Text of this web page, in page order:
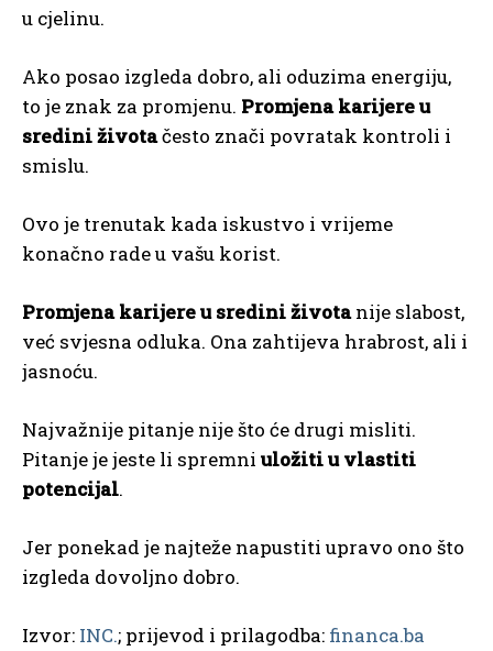
u cjelinu.
Ako posao izgleda dobro, ali oduzima energiju,
to je znak za promjenu. Promjena karijere u
sredini životačesto znači povratak kontroli i
smislu.
Ovo je trenutak kada iskustvo i vrijeme
konačno rade u vašu korist.
Promjena karijere u sredini životanije slabost,
već svjesna odluka. Ona zahtijeva hrabrost, ali i
jasnoću.
Najvažnije pitanje nije što će drugi misliti.
Pitanje je jeste li spremni uložiti u vlastiti
potencijal.
Jer ponekad je najteže napustiti upravo ono što
izgleda dovoljno dobro.
Izvor: INC.; prijevod i prilagodba: financa.ba